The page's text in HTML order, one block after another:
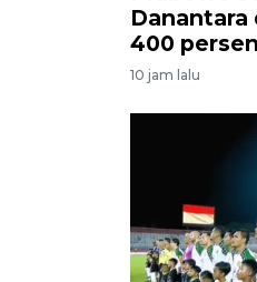
Danantara
400 persen
10 jam lalu